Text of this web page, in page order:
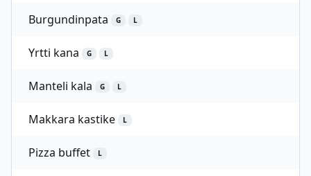
Burgundinpata G L
Yrtti kana G L
Manteli kala G L
Makkara kastike L
Pizza buffet L